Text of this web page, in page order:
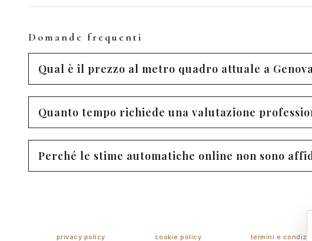
Domande frequenti
Qual è il prezzo al metro quadro attuale a
Quanto tempo richiede una valutazione
Perché le stime automatiche online non sono
privacy policy cookie policy termini e